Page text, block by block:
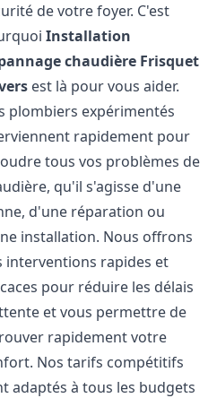
de votre foyer. C'est
Installation
chaudière Frisquet
est là pour vous aider.
plombiers expérimentés
rapidement pour
tous vos problèmes de
qu'il s'agisse d'une
d'une réparation ou
installation. Nous offrons
interventions rapides et
pour réduire les délais
et vous permettre de
rapidement votre
Nos tarifs compétitifs
adaptés à tous les budgets